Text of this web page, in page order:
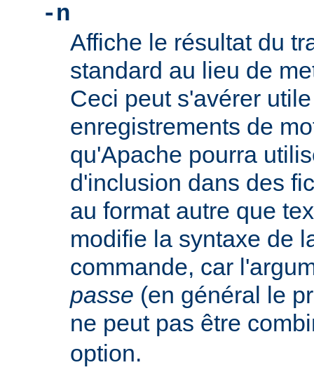
-n
Affiche le résultat du
standard au lieu de
Ceci peut s'avérer
enregistrements de
qu'Apache pourra
d'inclusion dans des
au format autre que
modifie la syntaxe de
commande, car
passe (en général le
ne peut pas être
option.